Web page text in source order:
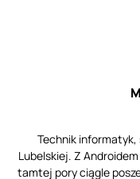
Technik
Lubelskiej. Z
tamtej pory ciągle